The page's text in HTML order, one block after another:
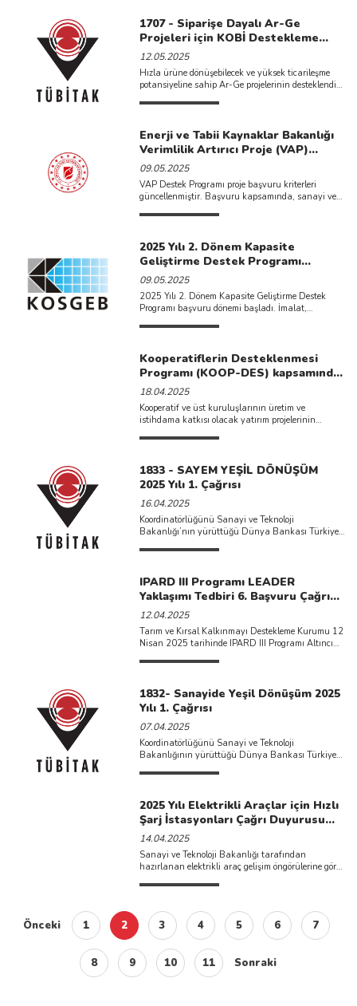
1707 - Siparişe Dayalı Ar-Ge
Projeleri için KOBİ Destekleme
Çağrısı
12.05.2025
Hızla ürüne dönüşebilecek ve yüksek ticarileşme
potansiyeline sahip Ar-Ge projelerinin desteklendiği
Enerji ve Tabii Kaynaklar Bakanlığı
Verimlilik Artırıcı Proje (VAP)
Destek Programı Başvuruları
09.05.2025
VAP Destek Programı proje başvuru kriterleri
güncellenmiştir. Başvuru kapsamında, sanayi ve
2025 Yılı 2. Dönem Kapasite
Geliştirme Destek Programı
Başvurusu Açıldı
09.05.2025
2025 Yılı 2. Dönem Kapasite Geliştirme Destek
Programı başvuru dönemi başladı. İmalat,
Kooperatiflerin Desteklenmesi
Programı (KOOP-DES) kapsamında
2025 yılı proje başvuruları
başlamıştır.
18.04.2025
Kooperatif ve üst kuruluşlarının üretim ve
istihdama katkısı olacak yatırım projelerinin
1833 - SAYEM YEŞİL DÖNÜŞÜM
2025 Yılı 1. Çağrısı
16.04.2025
Koordinatörlüğünü Sanayi ve Teknoloji
Bakanlığı’nın yürüttüğü Dünya Bankası Türkiye
IPARD III Programı LEADER
Yaklaşımı Tedbiri 6. Başvuru Çağrı
İlanı Yayımlanmıştır
12.04.2025
Tarım ve Kırsal Kalkınmayı Destekleme Kurumu 12
Nisan 2025 tarihinde IPARD III Programı Altıncı
1832- Sanayide Yeşil Dönüşüm 2025
Yılı 1. Çağrısı
07.04.2025
Koordinatörlüğünü Sanayi ve Teknoloji
Bakanlığının yürüttüğü Dünya Bankası Türkiye
2025 Yılı Elektrikli Araçlar için Hızlı
Şarj İstasyonları Çağrı Duyurusu
Yayımlanmıştır.
14.04.2025
Sanayi ve Teknoloji Bakanlığı tarafından
hazırlanan elektrikli araç gelişim öngörülerine göre
Önceki 1 2 3 4 5 6 7
8 9 10 11 Sonraki